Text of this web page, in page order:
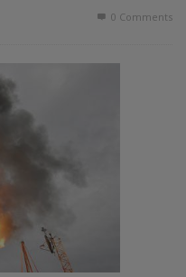
0 Comments